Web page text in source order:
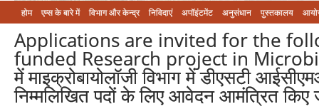
होम एम्‍स के बारे में विभाग और केन्‍द्र निविदाएं अपॉइंटमेंट अनुसंधान पुस्तकालय
Applications are invited for the
funded Research project in
में माइक्रोबायोलॉजी विभाग में डीएसटी
निम्मलिखित पदों के लिए आवेदन आमंत्रित किए